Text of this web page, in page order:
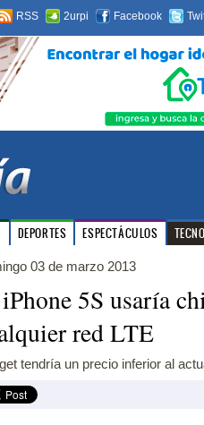
RSS 2urpi Facebook
DEPORTES ESPECTÁCULOS
03 de marzo 2013
5S usaría
red LTE
tendría un precio inferior al